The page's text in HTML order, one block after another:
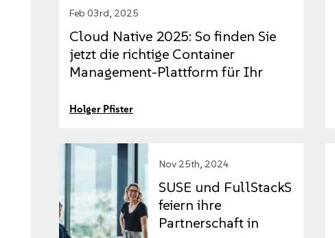
Feb 03rd, 2025
Cloud Native 2025: So finden Sie
jetzt die richtige Container
Management-Plattform für Ihr
Holger Pfister
Nov 25th, 2024
SUSE und FullStackS
feiern ihre
Partnerschaft in